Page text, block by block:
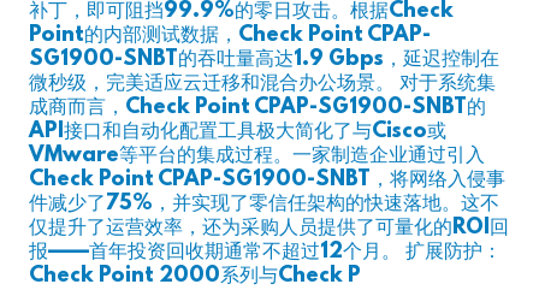
补丁，即可阻挡99.9%的零日攻击。根据Check
Point的内部测试数据，Check Point CPAP-
SG1900-SNBT的吞吐量高达1.9 Gbps，延迟控制在
微秒级，完美适应云迁移和混合办公场景。 对于系统集
成商而言，Check Point CPAP-SG1900-SNBT的
API接口和自动化配置工具极大简化了与Cisco或
VMware等平台的集成过程。一家制造企业通过引入
Check Point CPAP-SG1900-SNBT，将网络入侵事
件减少了75%，并实现了零信任架构的快速落地。这不
仅提升了运营效率，还为采购人员提供了可量化的ROI回
报——首年投资回收期通常不超过12个月。 扩展防护：
Check Point 2000系列与Check P